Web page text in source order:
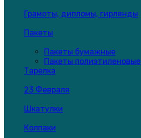
Грамоты, дипломы, гирлянды
Пакеты
Пакеты бумажные
Пакеты полиэтиленовые
Тарелка
23 Февраля
Шкатулки
Колпаки